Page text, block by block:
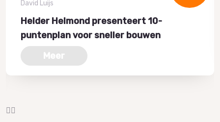
David Luijs
Helder Helmond presenteert 10-
puntenplan voor sneller bouwen
Meer